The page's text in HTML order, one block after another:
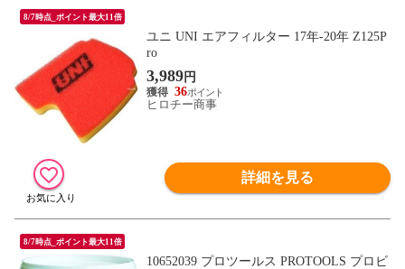
8/7時点_ポイント最大11倍
ユニ UNI エアフィルター 17年-20年 Z125P
ro
3,989円
36
ヒロチー商事
詳細を見る
8/7時点_ポイント最大11倍
10652039 プロツールス PROTOOLS プロビ